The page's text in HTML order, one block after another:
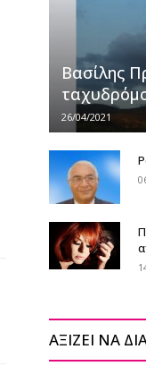
Βασίλης
26/04/2021
ΑΞΙΖΕΙ ΝΑ